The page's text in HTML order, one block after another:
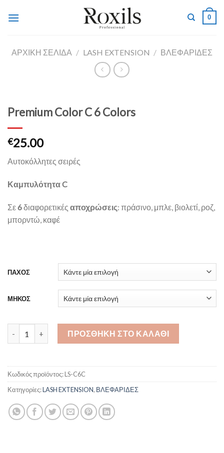
0
ΑΡΧΙΚΉ ΣΕΛΊΔΑ / LASH EXTENSION / ΒΛΕΦΑΡΙΔΕΣ
Premium Color C 6 Colors
€25.00
Αυτοκόλλητες σειρές
Καμπυλότητα C
Σε6διαφορετικές αποχρώσεις: πράσινο, μπλε, βιολετί, ροζ,
μπορντώ, καφέ
ΠΑΧΟΣ
ΜΗΚΟΣ
Premium Color C 6 Colors ποσότητα
ΠΡΟΣΘΉΚΗ ΣΤΟ ΚΑΛΆΘΙ
Κωδικός προϊόντος:LS-C6C
Κατηγορίες:LASH EXTENSION, ΒΛΕΦΑΡΙΔΕΣ